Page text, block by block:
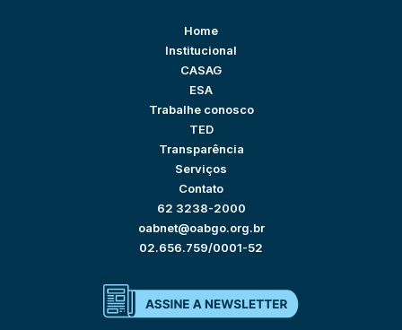
Home
Institucional
CASAG
ESA
Trabalhe conosco
TED
Transparência
Serviços
Contato
62 3238-2000
oabnet@oabgo.org.br
02.656.759/0001-52